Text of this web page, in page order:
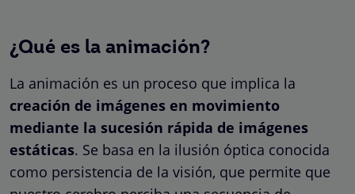
¿Qué es la animación?
La animación es un proceso que implica la
creación de imágenes en movimiento
mediante la sucesión rápida de imágenes
estáticas. Se basa en la ilusión óptica conocida
como persistencia de la visión, que permite que